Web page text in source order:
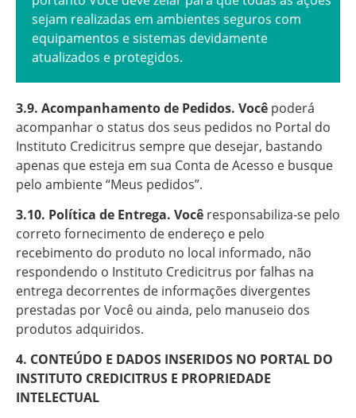
sejam realizadas em ambientes seguros com
equipamentos e sistemas devidamente
atualizados e protegidos.
3.9. Acompanhamento de Pedidos. Você poderá
acompanhar o status dos seus pedidos no Portal do
Instituto Credicitrus sempre que desejar, bastando
apenas que esteja em sua Conta de Acesso e busque
pelo ambiente “Meus pedidos”.
3.10. Política de Entrega. Você responsabiliza-se pelo
correto fornecimento de endereço e pelo
recebimento do produto no local informado, não
respondendo o Instituto Credicitrus por falhas na
entrega decorrentes de informações divergentes
prestadas por Você ou ainda, pelo manuseio dos
produtos adquiridos.
4. CONTEÚDO E DADOS INSERIDOS NO PORTAL DO
INSTITUTO CREDICITRUS E PROPRIEDADE
INTELECTUAL